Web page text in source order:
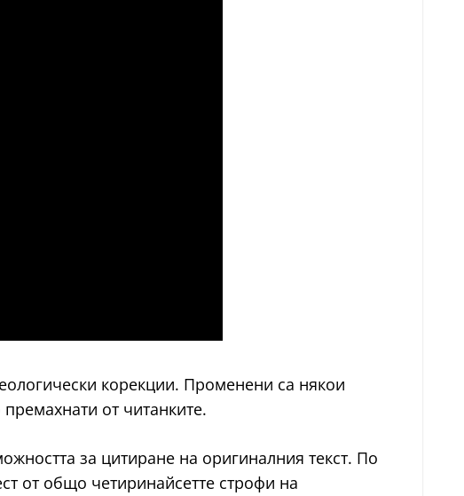
корекции. Променени са някои
от читанките.
за цитиране на оригиналния текст. По
от общо четиринайсетте строфи на